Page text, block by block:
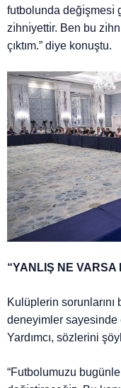
futbolunda değı̇şmesı̇
zı̇hnı̇yettı̇r. Ben bu
çıktım.” diye konuştu.
“YANLIŞ NE VARSA
Kulüplerin
deneyimler sayesinde
Yardımcı, sözlerini
“Futbolumuzu